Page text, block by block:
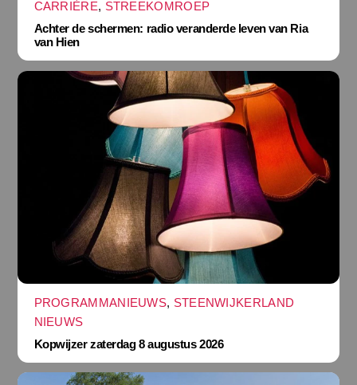
CARRIÈRE, STREEKOMROEP
Achter de schermen: radio veranderde leven van Ria
van Hien
PROGRAMMANIEUWS, STEENWIJKERLAND
NIEUWS
Kopwijzer zaterdag 8 augustus 2026